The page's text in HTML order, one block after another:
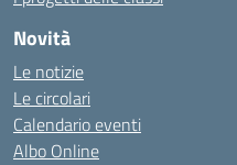
Novità
Le notizie
Le circolari
Calendario eventi
Albo Online